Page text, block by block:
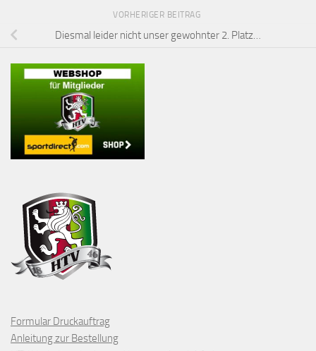
VORHERIGER BEITRAG
Diesmal leider nicht unser gewohnter 2. Platz…
Formular Druckauftrag
Anleitung zur Bestellung